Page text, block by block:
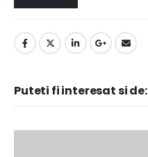
Puteti fi interesat si de: